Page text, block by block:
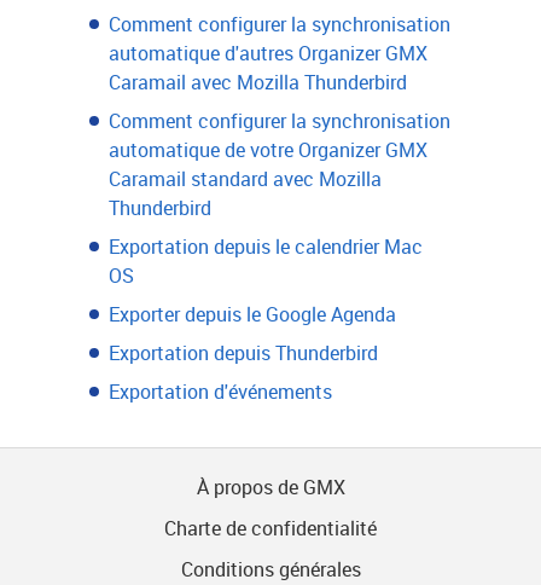
Comment configurer la synchronisation
automatique d'autres Organizer GMX
Caramail avec Mozilla Thunderbird
Comment configurer la synchronisation
automatique de votre Organizer GMX
Caramail standard avec Mozilla
Thunderbird
Exportation depuis le calendrier Mac
OS
Exporter depuis le Google Agenda
Exportation depuis Thunderbird
Exportation d'événements
À propos de GMX
Charte de confidentialité
Conditions générales